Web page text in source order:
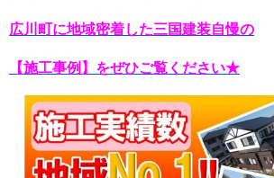
広川町に地域密着した三国建装自慢の
【施工事例】をぜひご覧ください★